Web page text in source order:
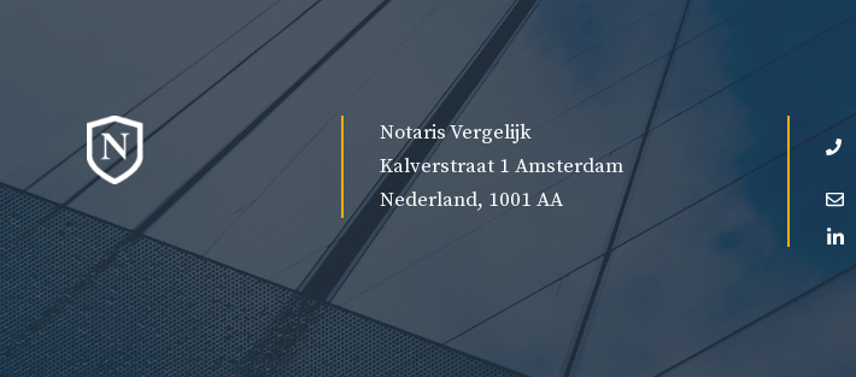
Notaris Vergelijk
Kalverstraat 1 Amsterdam
Nederland, 1001 AA